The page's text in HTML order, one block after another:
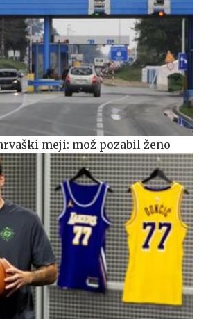
meji: mož pozabil ženo